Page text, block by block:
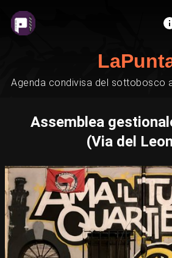
Agenda condivisa del sottobosco
Assemblea
(Via del